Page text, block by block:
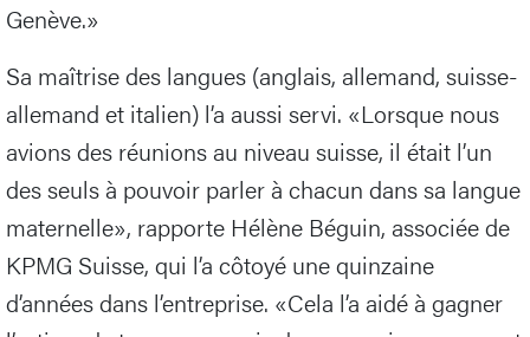
Genève.»
Sa maîtrise des langues (anglais, allemand, suisse-
allemand et italien) l’a aussi servi. «Lorsque nous
avions des réunions au niveau suisse, il était l’un
des seuls à pouvoir parler à chacun dans sa langue
maternelle», rapporte Hélène Béguin, associée de
KPMG Suisse, qui l’a côtoyé une quinzaine
d’années dans l’entreprise. «Cela l’a aidé à gagner